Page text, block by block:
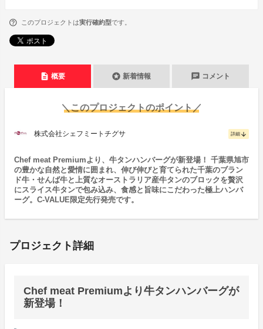
このプロジェクトは実行確約型です。
description 概要 stars 新着情報 chat コメント
＼このプロジェクトのポイント／
株式会社シェフミートチグサ 詳細 arrow_downward
Chef meat Premiumより、牛タンハンバーグが新登場！ 千葉県旭市
の豊かな自然と愛情に囲まれ、伸び伸びと育てられた千葉のブラン
ド牛・せんば牛と上質なオーストラリア産牛タンのブロックを贅沢
にスライス牛タンで包み込み、食感と旨味にこだわった極上ハンバ
ーグ。C-VALUE限定先行発売です。
プロジェクト詳細
Chef meat Premiumより牛タンハンバーグが
新登場！